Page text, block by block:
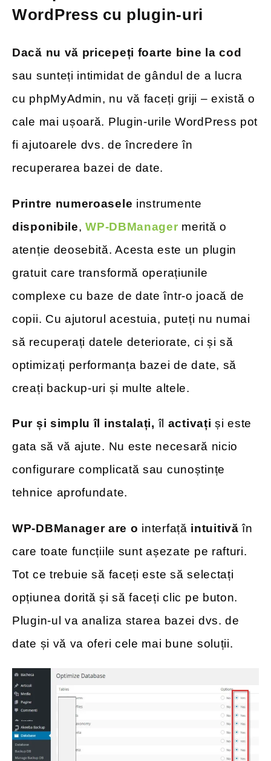
WordPress cu plugin-uri
Dacă nu vă pricepeți foarte bine la cod
sau sunteți intimidat de gândul de a lucra
cu phpMyAdmin, nu vă faceți griji – există o
cale mai ușoară. Plugin-urile WordPress pot
fi ajutoarele dvs. de încredere în
recuperarea bazei de date.
Printre numeroasele instrumente
disponibile,WP-DBManager merită o
atenție deosebită. Acesta este un plugin
gratuit care transformă operațiunile
complexe cu baze de date într-o joacă de
copii. Cu ajutorul acestuia, puteți nu numai
să recuperați datele deteriorate, ci și să
optimizați performanța bazei de date, să
creați backup-uri și multe altele.
Pur și simplu îl instalați, îl activați și este
gata să vă ajute. Nu este necesară nicio
configurare complicată sau cunoștințe
tehnice aprofundate.
WP-DBManager are o interfață intuitivăîn
care toate funcțiile sunt așezate pe rafturi.
Tot ce trebuie să faceți este să selectați
opțiunea dorită și să faceți clic pe buton.
Plugin-ul va analiza starea bazei dvs. de
date și vă va oferi cele mai bune soluții.